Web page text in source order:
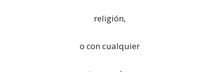
religión,
o con cualquier